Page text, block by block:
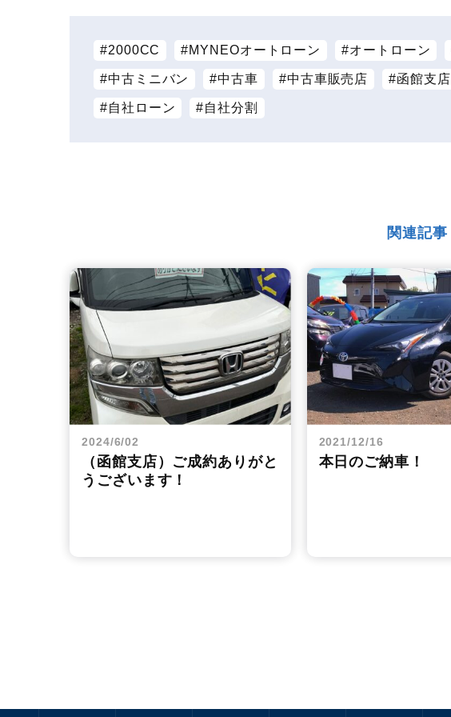
2000CC MYNEOオートローン オートローン
中古ミニバン 中古車 中古車販売店 函館支店
自社ローン 自社分割
関連記事
2024/6/02
（函館支店）ご成約ありがと
うございます！
2021/12/16
本日のご納車！